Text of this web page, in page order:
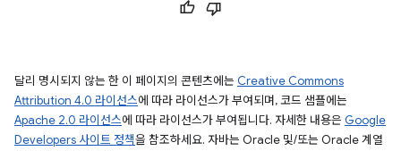
달리 명시되지 않는 한 이 페이지의 콘텐츠에는 Creative Commons
Attribution 4.0 라이선스에 따라 라이선스가 부여되며, 코드 샘플에는
Apache 2.0 라이선스에 따라 라이선스가 부여됩니다. 자세한 내용은 Google
Developers 사이트 정책을 참조하세요. 자바는 Oracle 및/또는 Oracle 계열